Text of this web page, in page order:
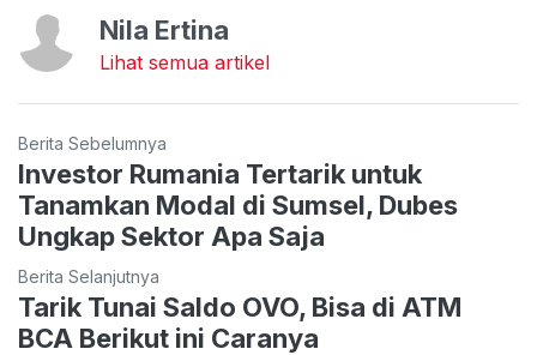
Nila Ertina
Lihat semua artikel
Berita Sebelumnya
Investor Rumania Tertarik untuk
Tanamkan Modal di Sumsel, Dubes
Ungkap Sektor Apa Saja
Berita Selanjutnya
Tarik Tunai Saldo OVO, Bisa di ATM
BCA Berikut ini Caranya